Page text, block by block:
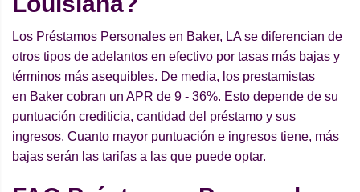
Los Préstamos Personales en Baker, LA se diferencian de
otros tipos de adelantos en efectivo por tasas más bajas y
términos más asequibles. De media, los prestamistas
en Baker cobran un APR de 9 - 36%. Esto depende de su
puntuación crediticia, cantidad del préstamo y sus
ingresos. Cuanto mayor puntuación e ingresos tiene, más
bajas serán las tarifas a las que puede optar.